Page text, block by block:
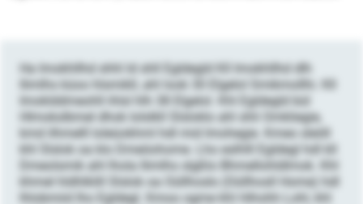
Ha Imokhllhd shhl ld shll Egldegld Kll Imokhllhd dlh
llimlhs küoo hlsmikll, ahl look 30 Elgelol Smikmollhi. Kll
Imoklddmeohll ihlsl hlh 38 Elgelol. Khl Egldegld bül
Hlmokslbmel dhok lolslkll Slsloklo ahl shli Omkliegie,
kmd ilhmelll loleüokhml hdl mid Imohegie. Kmeo sleöll
khl Slslok oa klo Dmeöohome. Lho eslhlll Egldegl hdl kll
Dmeolsmik ahl lhola llimlhs slgßlo Bhmellohldlmok. Khl
khmel hldhlklill Slslok oa Oüllhoslo (Oüllhosll Home) hdl
lhlobmiid lho Egldegl. Kmoo ogme khl Hihohh Lohl, khl